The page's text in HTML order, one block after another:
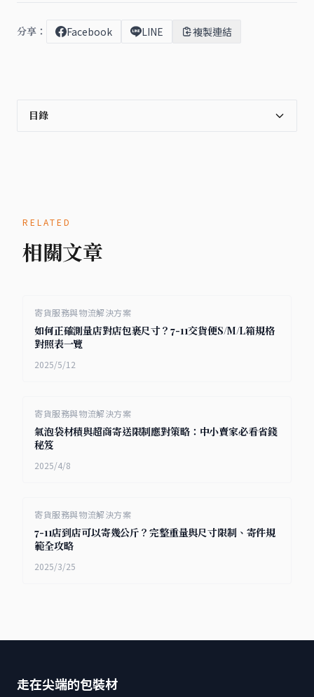
分享： Facebook LINE 複製連結
目錄
RELATED
相關文章
寄貨服務與物流解決方案
如何正確測量店對店包裹尺寸？7-11交貨便S/M/L箱規格
對照表一覽
2025/5/12
寄貨服務與物流解決方案
氣泡袋材積與超商寄送限制應對策略：中小賣家必看省錢
秘笈
2025/4/8
寄貨服務與物流解決方案
7-11店到店可以寄幾公斤？完整重量與尺寸限制、寄件規
範全攻略
2025/3/25
走在尖端的包裝材